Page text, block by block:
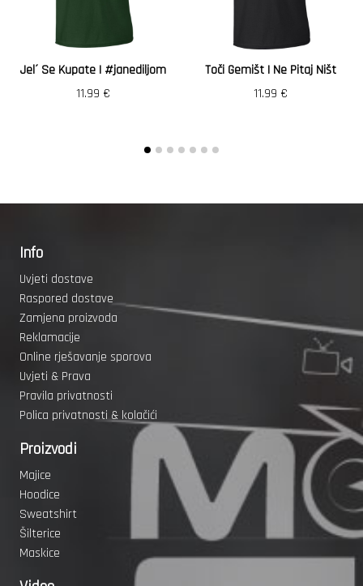
Jel´ Se Kupate | #janediljom
11.99 €
Toči Gemišt I Ne Pitaj Ništ
11.99 €
Info
Uvjeti dostave
Raspored dostave
Zamjena proizvoda
Reklamacije
Online rješavanje sporova
Uvjeti & Prava
Pravila privatnosti
Polica privatnosti & kolačići
Proizvodi
Majice
Hoodice
Sweatshirt
Šilterice
Maskice